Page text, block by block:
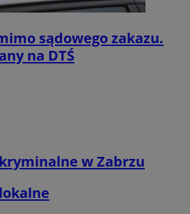
sądowego zakazu.
na DTŚ
w Zabrzu